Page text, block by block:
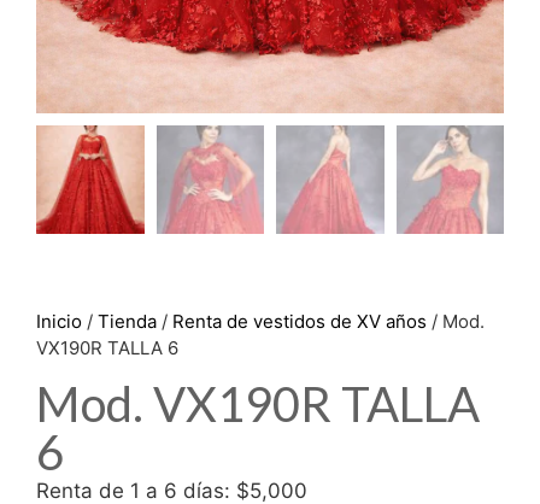
Inicio / Tienda / Renta de vestidos de XV años / Mod.
VX190R TALLA 6
Mod. VX190R TALLA
6
Renta de 1 a 6 días: $5,000